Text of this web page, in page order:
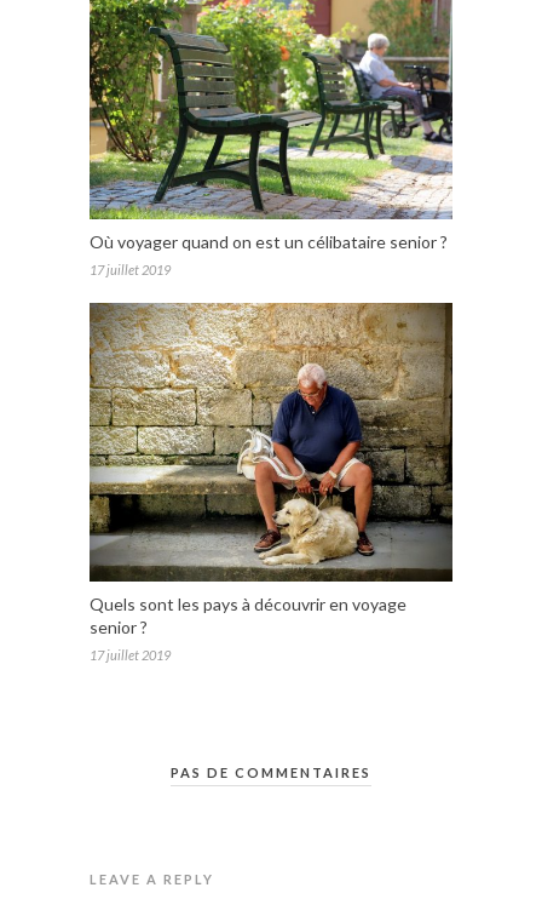
Où voyager quand on est un célibataire senior ?
17 juillet 2019
Quels sont les pays à découvrir en voyage
senior ?
17 juillet 2019
PAS DE COMMENTAIRES
LEAVE A REPLY